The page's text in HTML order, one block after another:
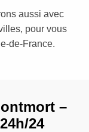
aussi avec
pour vous
de-France.
–
24